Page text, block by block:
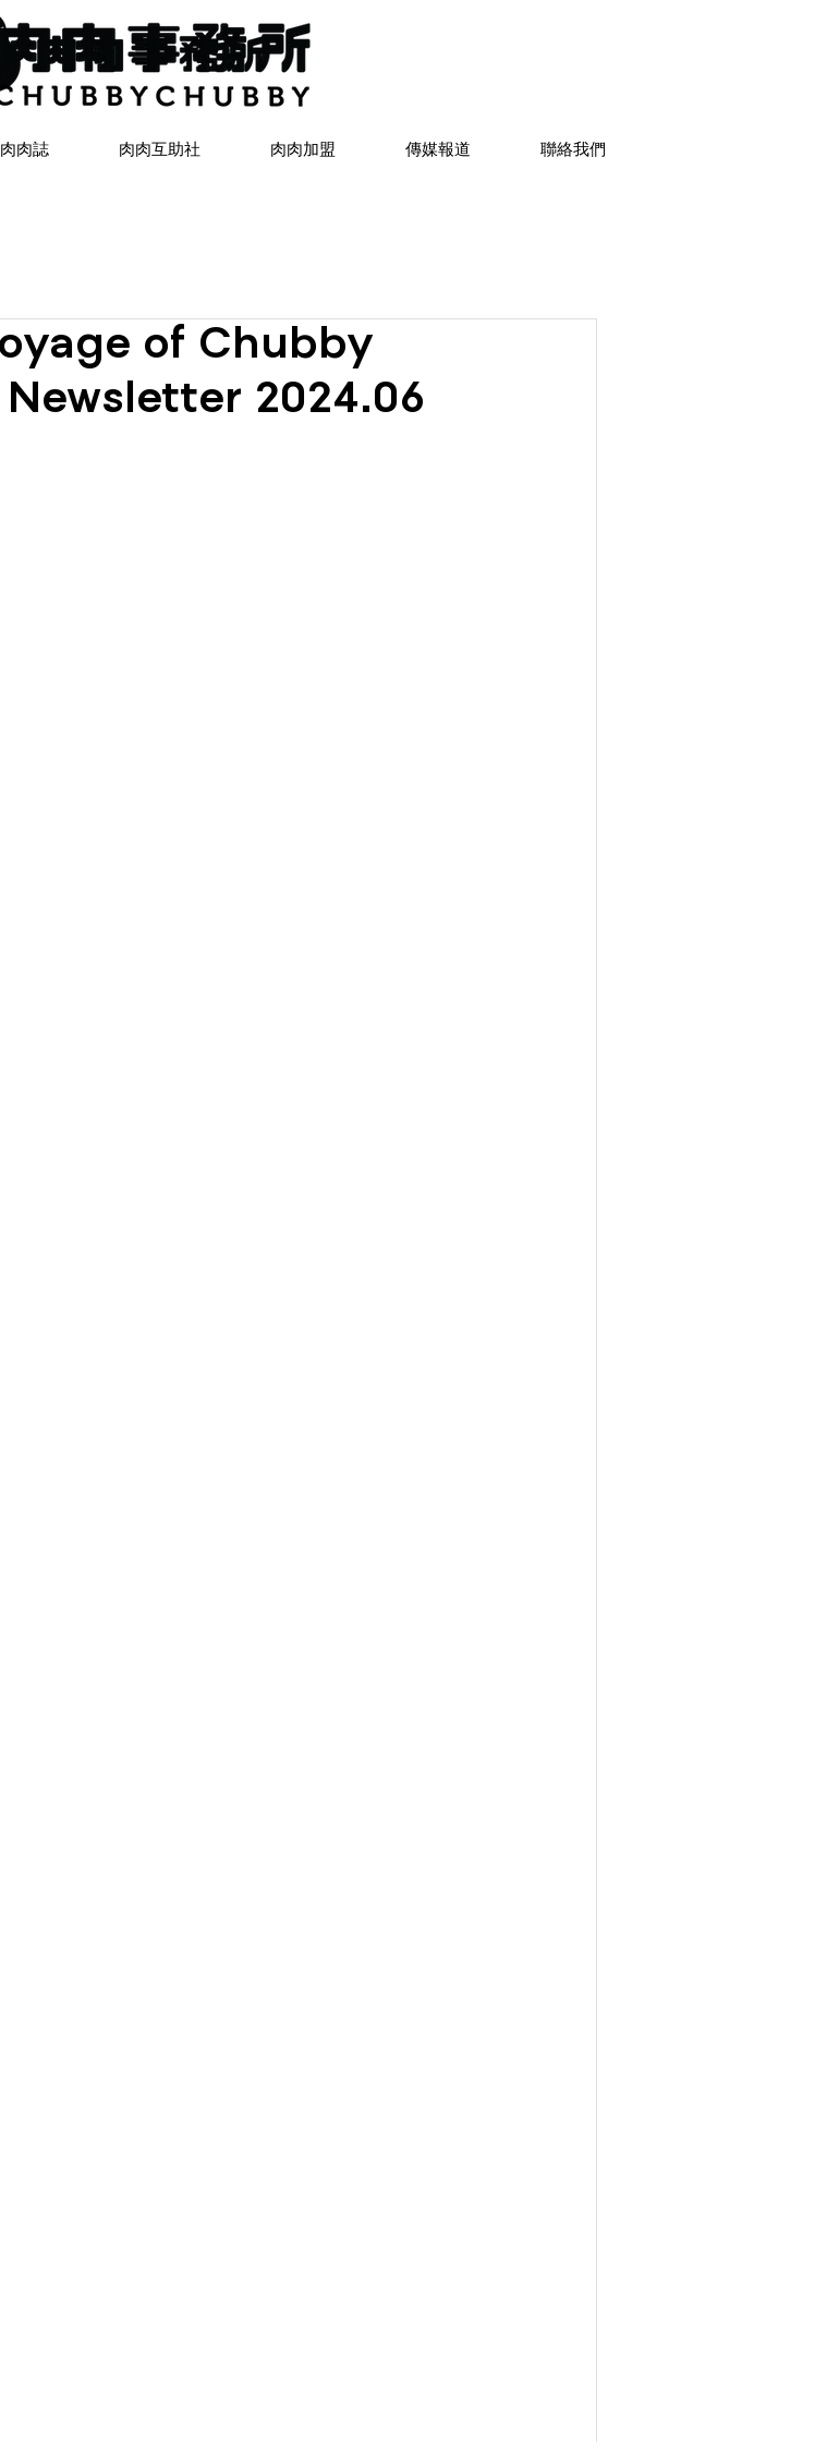
肉肉誌 肉肉互助社 肉肉加盟 傳媒報道 聯絡我們
of Chubby
2024.06